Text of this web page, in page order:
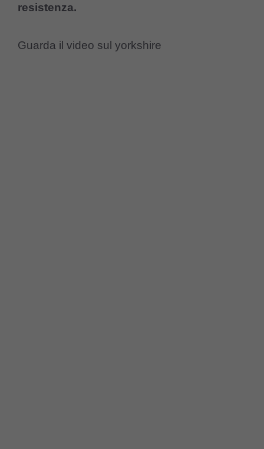
resistenza.
Guarda il video sul yorkshire